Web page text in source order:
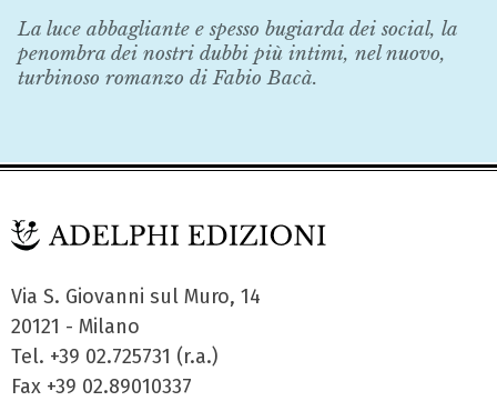
La luce abbagliante e spesso bugiarda dei social, la
penombra dei nostri dubbi più intimi, nel nuovo,
turbinoso romanzo di Fabio Bacà.
Via S. Giovanni sul Muro, 14
20121 - Milano
Tel. +39 02.725731 (r.a.)
Fax +39 02.89010337